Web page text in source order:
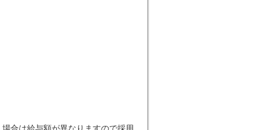
合は給与額が異なりますので採用